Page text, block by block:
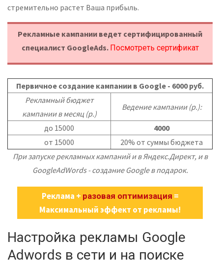
стремительно растет Ваша прибыль.
Рекламные кампании ведет сертифицированный
специалист GoogleAds. Посмотреть сертификат
Первичное создание кампании в Google - 6000 руб.
Рекламный бюджет
кампании в месяц (р.)
Ведение кампании (р.):
до 15000
4000
от 15000
20% от суммы бюджета
При запуске рекламных кампаний и в Яндекс.Директ, и в
GoogleAdWords - создание Google в подарок.
Реклама + разовая оптимизация =
Максимальный эффект от рекламы!
Настройка рекламы Google
Adwords в сети и на поиске